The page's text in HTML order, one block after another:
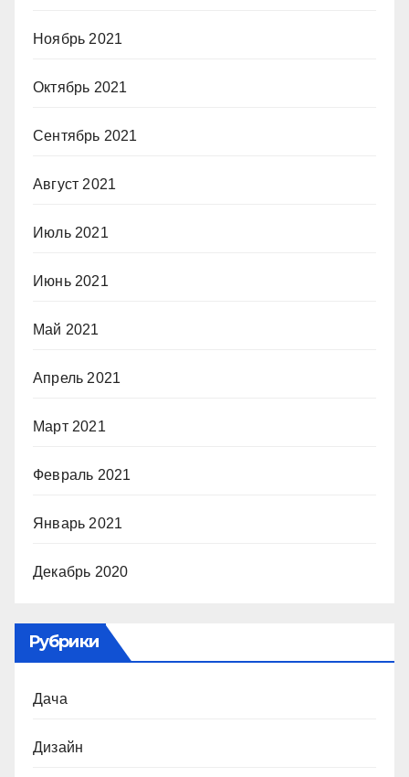
Ноябрь 2021
Октябрь 2021
Сентябрь 2021
Август 2021
Июль 2021
Июнь 2021
Май 2021
Апрель 2021
Март 2021
Февраль 2021
Январь 2021
Декабрь 2020
Рубрики
Дача
Дизайн